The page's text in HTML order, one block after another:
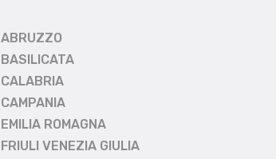
ABRUZZO
BASILICATA
CALABRIA
CAMPANIA
EMILIA ROMAGNA
FRIULI VENEZIA GIULIA